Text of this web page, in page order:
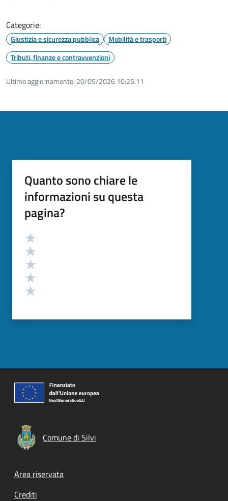
Categorie:
Giustizia e sicurezza pubblica
Mobilità e trasporti
Tributi, finanze e contravvenzioni
Ultimo aggiornamento: 20/05/2026 10:25.11
Quanto sono chiare le
informazioni su questa
pagina?
Valutazione
Comune di Silvi
Footer menu
Area riservata
Crediti